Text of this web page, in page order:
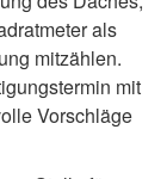
als
mitzählen.
mit
Vorschläge